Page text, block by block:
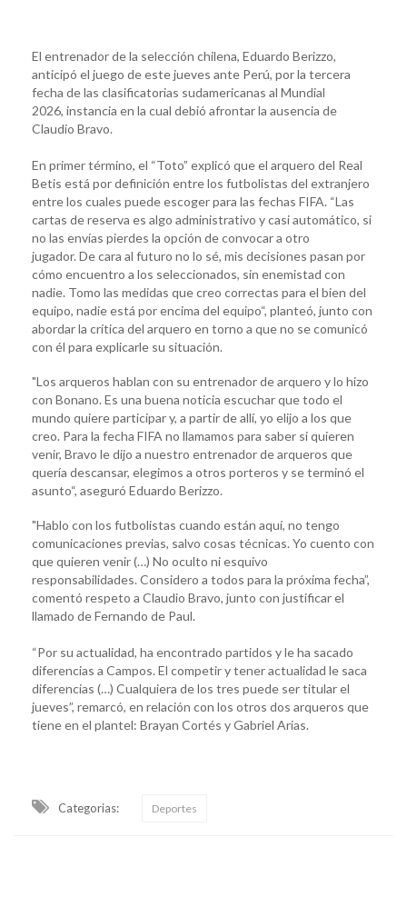
El entrenador de la selección chilena, Eduardo Berizzo,
anticipó el juego de este jueves ante Perú, por la tercera
fecha de las clasificatorias sudamericanas al Mundial
2026, instancia en la cual debió afrontar la ausencia de
Claudio Bravo.
En primer término, el “Toto” explicó que el arquero del Real
Betis está por definición entre los futbolistas del extranjero
entre los cuales puede escoger para las fechas FIFA. “Las
cartas de reserva es algo administrativo y casi automático, si
no las envías pierdes la opción de convocar a otro
jugador. De cara al futuro no lo sé, mis decisiones pasan por
cómo encuentro a los seleccionados, sin enemistad con
nadie. Tomo las medidas que creo correctas para el bien del
equipo, nadie está por encima del equipo“, planteó, junto con
abordar la crítica del arquero en torno a que no se comunicó
con él para explicarle su situación.
"Los arqueros hablan con su entrenador de arquero y lo hizo
con Bonano. Es una buena noticia escuchar que todo el
mundo quiere participar y, a partir de allí, yo elijo a los que
creo. Para la fecha FIFA no llamamos para saber si quieren
venir, Bravo le dijo a nuestro entrenador de arqueros que
quería descansar, elegimos a otros porteros y se terminó el
asunto“, aseguró Eduardo Berizzo.
"Hablo con los futbolistas cuando están aquí, no tengo
comunicaciones previas, salvo cosas técnicas. Yo cuento con
que quieren venir (…) No oculto ni esquivo
responsabilidades. Considero a todos para la próxima fecha”,
comentó respeto a Claudio Bravo, junto con justificar el
llamado de Fernando de Paul.
“Por su actualidad, ha encontrado partidos y le ha sacado
diferencias a Campos. El competir y tener actualidad le saca
diferencias (…) Cualquiera de los tres puede ser titular el
jueves”, remarcó, en relación con los otros dos arqueros que
tiene en el plantel: Brayan Cortés y Gabriel Arias.
Categorias: Deportes